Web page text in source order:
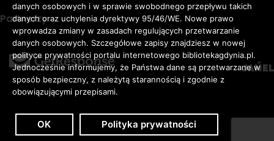
Zaloguj Dostępność
Rozmiar
czcionki
Adomyślna czcionka
Awiększa czcionka
Aduża czcionka
KONTRAST:
ZWIĘKSZ
ODSTĘPY
W
Partnerzy
danych osobowych i w sprawie swobodnego przepływu takich
danych oraz uchylenia dyrektywy 95/46/WE. Nowe prawo
wprowadza zmiany w zasadach regulujących przetwarzanie
danych osobowych. Szczegółowe zapisy znajdziesz w nowej
polityce prywatności portalu internetowego bibliotekagdynia.pl.
Jednocześnie informujemy, że Państwa dane są przetwarzane w
sposób bezpieczny, z należytą starannością i zgodnie z
obowiązującymi przepisami.
OK Polityka prywatności